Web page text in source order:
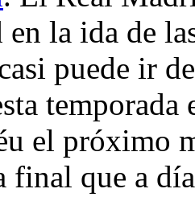
la ida de
puede ir
el próximo
final que a